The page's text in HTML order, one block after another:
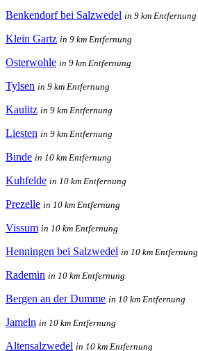
Benkendorf bei Salzwedel in 9 km Entfernung
Klein Gartz in 9 km Entfernung
Osterwohle in 9 km Entfernung
Tylsen in 9 km Entfernung
Kaulitz in 9 km Entfernung
Liesten in 9 km Entfernung
Binde in 10 km Entfernung
Kuhfelde in 10 km Entfernung
Prezelle in 10 km Entfernung
Vissum in 10 km Entfernung
Henningen bei Salzwedel in 10 km Entfernung
Rademin in 10 km Entfernung
Bergen an der Dumme in 10 km Entfernung
Jameln in 10 km Entfernung
Altensalzwedel in 10 km Entfernung